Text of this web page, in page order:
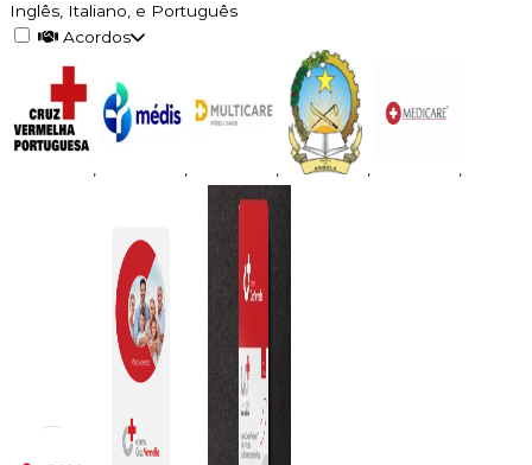
Inglês, Italiano, e Português
Acordos